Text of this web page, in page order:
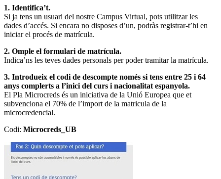
1. Identifica’t.
Si ja tens un usuari del nostre Campus Virtual, pots utilitzar les
dades d’accés. Si encara no disposes d’un, podràs registrar-t’hi en
iniciar el procés de matrícula.
2. Omple el formulari de matrícula.
Indica’ns les teves dades personals per poder tramitar la matrícula.
3. Introdueix el codi de descompte només si tens entre 25 i 64
anys complerts a l’inici del curs i nacionalitat espanyola.
El Pla Microcreds és un iniciativa de la Unió Europea que et
subvenciona el 70% de l’import de la matricula de la
microcredencial.
Codi: Microcreds_UB